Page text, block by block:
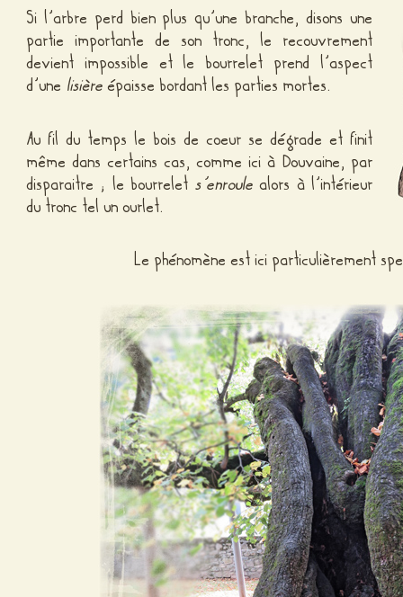
Si l’arbre perd bien plus qu’une branche, disons une
partie importante de son tronc, le recouvrement
devient impossible et le bourrelet prend l’aspect
d’une lisièreépaisse bordant les parties mortes.
Au fil du temps le bois de coeur se dégrade et finit
même dans certains cas, comme ici à Douvaine, par
disparaitre ; le bourrelets’enroule alors à l’intérieur
du tronc tel un ourlet.
Le phénomène est ici particulièrement